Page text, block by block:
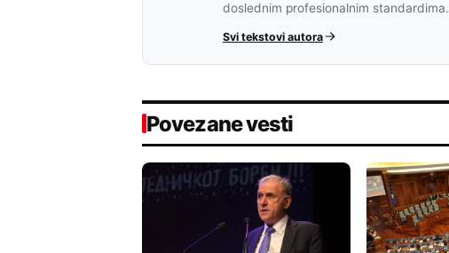
doslednim profesionalnim standardima.
Svi tekstovi autora
Povezane vesti